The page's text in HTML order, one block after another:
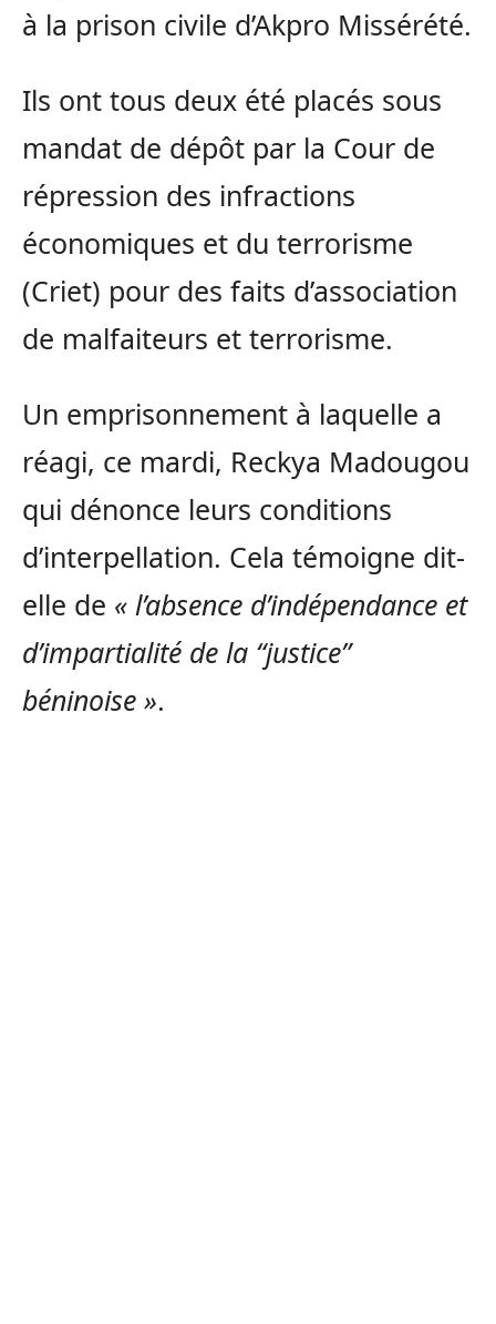
à la prison civile d’Akpro Missérété.
Ils ont tous deux été placés sous
mandat de dépôt par la Cour de
répression des infractions
économiques et du terrorisme
(Criet) pour des faits d’association
de malfaiteurs et terrorisme.
Un emprisonnement à laquelle a
réagi, ce mardi, Reckya Madougou
qui dénonce leurs conditions
d’interpellation. Cela témoigne dit-
elle de « l’absence d’indépendance et
d’impartialité de la “justice”
béninoise ».